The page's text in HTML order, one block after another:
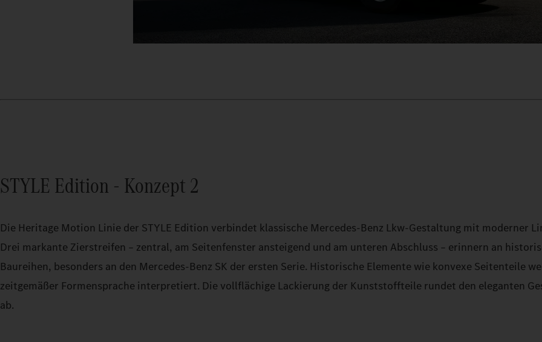
STYLE Edition - Konzept 2
Die Heritage Motion Linie der STYLE Edition verbindet klassische Mercedes‑Benz Lkw-Gestaltung mit moderner
Drei markante Zierstreifen – zentral, am Seitenfenster ansteigend und am unteren Abschluss – erinnern an
Baureihen, besonders an den Mercedes‑Benz SK der ersten Serie. Historische Elemente wie konvexe Seitenteile
zeitgemäßer Formensprache interpretiert. Die vollflächige Lackierung der Kunststoffteile rundet den eleganten
ab.​